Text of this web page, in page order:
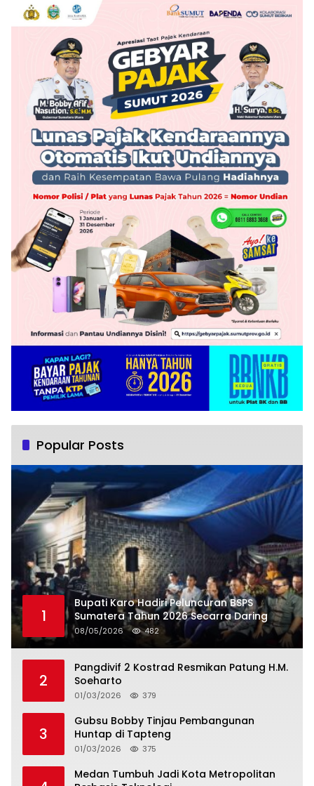
Popular Posts
1
Bupati Karo Hadiri Peluncuran BSPS
Sumatera Tahun 2026 Secarra Daring
08/05/2026 482
2
Pangdivif 2 Kostrad Resmikan Patung H.M.
Soeharto
01/03/2026 379
3
Gubsu Bobby Tinjau Pembangunan
Huntap di Tapteng
01/03/2026 375
Medan Tumbuh Jadi Kota Metropolitan